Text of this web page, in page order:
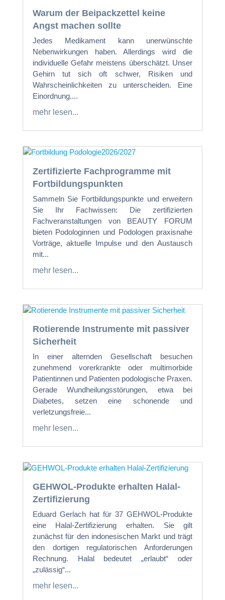
Warum der Beipackzettel keine
Angst machen sollte
Jedes Medikament kann unerwünschte
Nebenwirkungen haben. Allerdings wird die
individuelle Gefahr meistens überschätzt. Unser
Gehirn tut sich oft schwer, Risiken und
Wahrscheinlichkeiten zu unterscheiden. Eine
Einordnung....
mehr lesen...
Zertifizierte Fachprogramme mit
Fortbildungspunkten
Sammeln Sie Fortbildungspunkte und erweitern
Sie Ihr Fachwissen: Die zertifizierten
Fachveranstaltungen von BEAUTY FORUM
bieten Podologinnen und Podologen praxisnahe
Vorträge, aktuelle Impulse und den Austausch
mit...
mehr lesen...
Rotierende Instrumente mit passiver
Sicherheit
In einer alternden Gesellschaft besuchen
zunehmend vorerkrankte oder multimorbide
Patientinnen und Patienten podologische Praxen.
Gerade Wundheilungsstörungen, etwa bei
Diabetes, setzen eine schonende und
verletzungsfreie...
mehr lesen...
GEHWOL-Produkte erhalten Halal-
Zertifizierung
Eduard Gerlach hat für 37 GEHWOL-Produkte
eine Halal-Zertifizierung erhalten. Sie gilt
zunächst für den indonesischen Markt und trägt
den dortigen regulatorischen Anforderungen
Rechnung. Halal bedeutet „erlaubt“ oder
„zulässig“...
mehr lesen...